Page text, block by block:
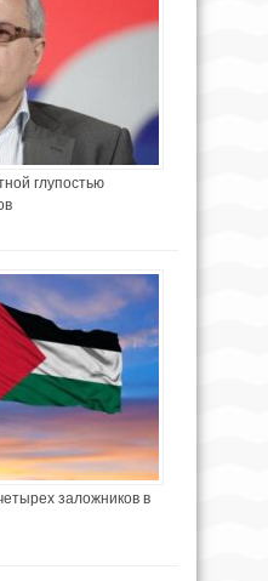
глупостью
заложников в